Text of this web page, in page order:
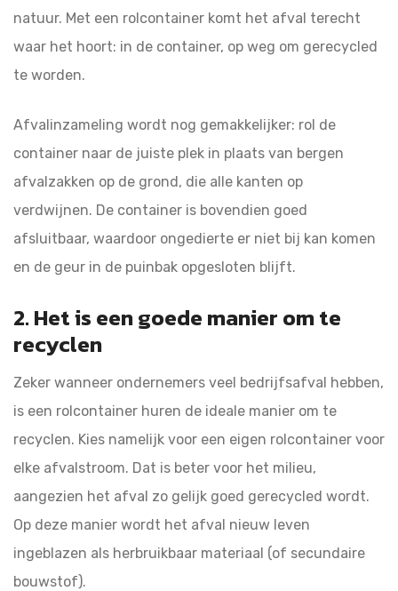
natuur. Met een rolcontainer komt het afval terecht
waar het hoort: in de container, op weg om gerecycled
te worden.
Afvalinzameling wordt nog gemakkelijker: rol de
container naar de juiste plek in plaats van bergen
afvalzakken op de grond, die alle kanten op
verdwijnen. De container is bovendien goed
afsluitbaar, waardoor ongedierte er niet bij kan komen
en de geur in de puinbak opgesloten blijft.
2. Het is een goede manier om te
recyclen
Zeker wanneer ondernemers veel bedrijfsafval hebben,
is een rolcontainer huren de ideale manier om te
recyclen. Kies namelijk voor een eigen rolcontainer voor
elke afvalstroom. Dat is beter voor het milieu,
aangezien het afval zo gelijk goed gerecycled wordt.
Op deze manier wordt het afval nieuw leven
ingeblazen als herbruikbaar materiaal (of secundaire
bouwstof).